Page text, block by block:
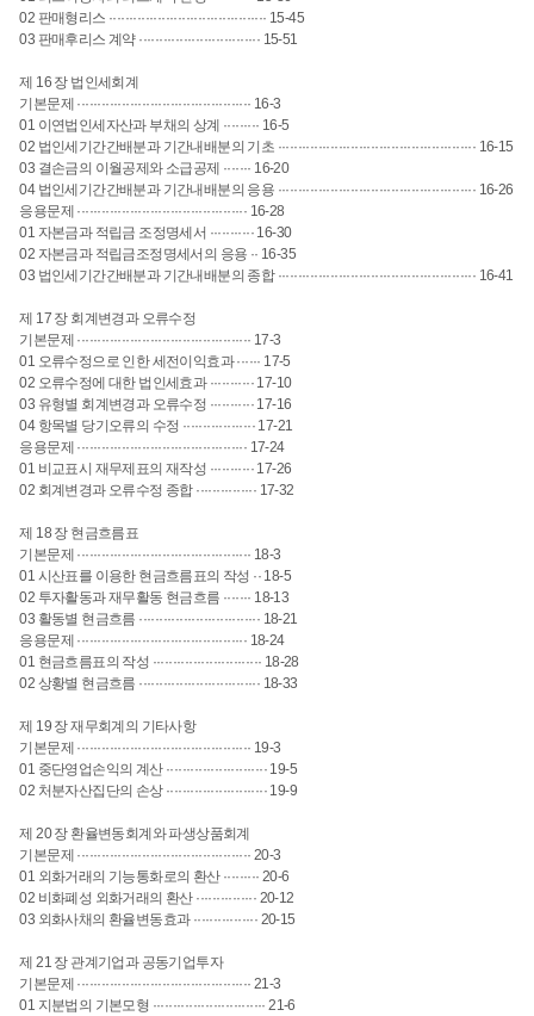
02 판매형리스 ······································· 15-45
03 판매후리스 계약 ······························ 15-51
제 16 장 법인세회계
기본문제 ··········································· 16-3
01 이연법인세자산과 부채의 상계 ········· 16-5
02 법인세기간간배분과 기간내배분의 기초 ················································· 16-15
03 결손금의 이월공제와 소급공제 ······· 16-20
04 법인세기간간배분과 기간내배분의 응용 ················································· 16-26
응용문제 ·········································· 16-28
01 자본금과 적립금 조정명세서 ··········· 16-30
02 자본금과 적립금조정명세서의 응용 ·· 16-35
03 법인세기간간배분과 기간내배분의 종합 ················································· 16-41
제 17 장 회계변경과 오류수정
기본문제 ··········································· 17-3
01 오류수정으로 인한 세전이익효과 ······ 17-5
02 오류수정에 대한 법인세효과 ··········· 17-10
03 유형별 회계변경과 오류수정 ··········· 17-16
04 항목별 당기오류의 수정 ·················· 17-21
응용문제 ·········································· 17-24
01 비교표시 재무제표의 재작성 ··········· 17-26
02 회계변경과 오류수정 종합 ··············· 17-32
제 18 장 현금흐름표
기본문제 ··········································· 18-3
01 시산표를 이용한 현금흐름표의 작성 ·· 18-5
02 투자활동과 재무활동 현금흐름 ······· 18-13
03 활동별 현금흐름 ······························ 18-21
응용문제 ·········································· 18-24
01 현금흐름표의 작성 ··························· 18-28
02 상황별 현금흐름 ······························ 18-33
제 19 장 재무회계의 기타사항
기본문제 ··········································· 19-3
01 중단영업손익의 계산 ························· 19-5
02 처분자산집단의 손상 ························· 19-9
제 20 장 환율변동회계와 파생상품회계
기본문제 ··········································· 20-3
01 외화거래의 기능통화로의 환산 ········· 20-6
02 비화폐성 외화거래의 환산 ··············· 20-12
03 외화사채의 환율변동효과 ················ 20-15
제 21 장 관계기업과 공동기업투자
기본문제 ··········································· 21-3
01 지분법의 기본모형 ···························· 21-6